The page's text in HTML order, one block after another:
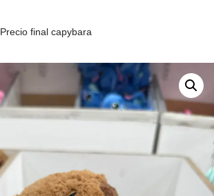
Precio final capybara